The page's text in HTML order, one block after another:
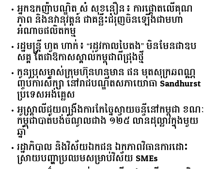
អ្នកឧកញ៉ាបណ្ឌិត សំ សុខនឿន៖ ការផ្តោតលើគុណ
ភាព និងនវានុវត្តន៍ ជាគន្លឹះជំរុញចិនឡើងជាមហា
អំណាចផលិតកម្ម
រដ្ឋមន្ត្រី ហួត ហាក់៖ “រដូវកាលបៃតង” មិនមែនជាឧប
សគ្គ តែជាឱកាសស្គាល់កម្ពុជាពីជ្រុងថ្មី
កូនប្រុសម្ចាស់ក្រុមហ៊ុនហនុមាន ផន មុតសុក្រឆពណ្ណ
ញ្ចប់ការសិក្សា នៅរាជបណ្ឌិតសភាយោធា Sandhurst
ប្រទេសអង់គ្លេស
អូស្ត្រាលី​ជួយ​ពង្រឹង​ការ​កែច្នៃ​ស្វាយចន្ទី​នៅ​កម្ពុជា​ ​ខណៈ​
កម្ពុជា​បាត់បង់​ចំណូល​ជាង​ ​១២៥​ ​លាន​ដុល្លារ​ក្នុង​មួយ​
ឆ្នាំ​
រដ្ឋាភិបាល​ ​និង​វិស័យ​ឯកជន ​ឯកភាព​វិធានការ​ដោះ
ស្រាយ​បញ្ហា​ប្រឈម​​សម្រាប់​វិស័យ​ ​SMEs​